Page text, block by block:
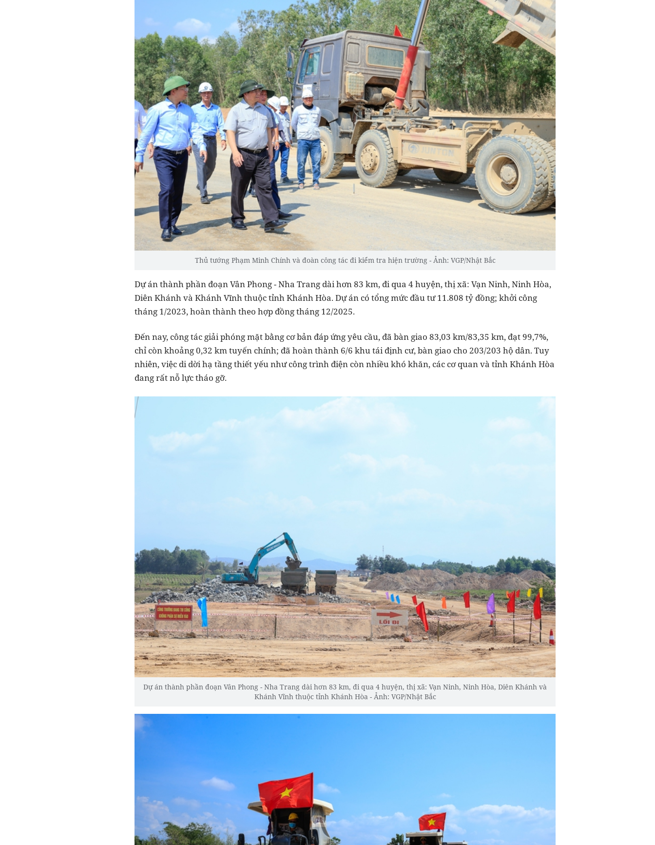
Thủ tướng Phạm Minh Chính và đoàn công tác đi kiểm tra hiện trường - Ảnh: VGP/Nhật Bắc
Dự án thành phần đoạn Vân Phong - Nha Trang dài hơn 83 km, đi qua 4 huyện, thị xã: Vạn Ninh, Ninh Hòa,
Diên Khánh và Khánh Vĩnh thuộc tỉnh Khánh Hòa. Dự án có tổng mức đầu tư 11.808 tỷ đồng; khởi công
tháng 1/2023, hoàn thành theo hợp đồng tháng 12/2025.
Đến nay, công tác giải phóng mặt bằng cơ bản đáp ứng yêu cầu, đã bàn giao 83,03 km/83,35 km, đạt 99,7%,
chỉ còn khoảng 0,32 km tuyến chính; đã hoàn thành 6/6 khu tái định cư, bàn giao cho 203/203 hộ dân. Tuy
nhiên, việc di dời hạ tầng thiết yếu như công trình điện còn nhiều khó khăn, các cơ quan và tỉnh Khánh Hòa
đang rất nỗ lực tháo gỡ.
Dự án thành phần đoạn Vân Phong - Nha Trang dài hơn 83 km, đi qua 4 huyện, thị xã: Vạn Ninh, Ninh Hòa, Diên Khánh và
Khánh Vĩnh thuộc tỉnh Khánh Hòa - Ảnh: VGP/Nhật Bắc